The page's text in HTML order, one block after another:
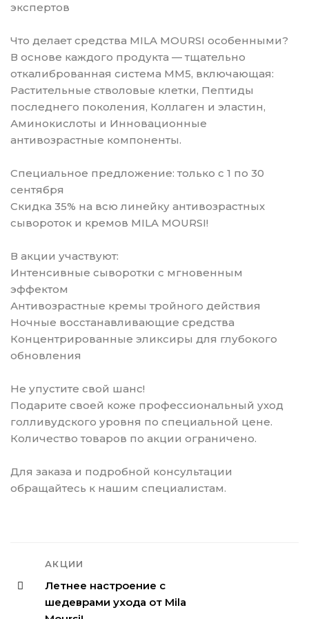
экспертов
Что делает средства MILA MOURSI особенными?
В основе каждого продукта — тщательно
откалиброванная система MM5, включающая:
Растительные стволовые клетки, Пептиды
последнего поколения, Коллаген и эластин,
Аминокислоты и Инновационные
антивозрастные компоненты.
Специальное предложение: только с 1 по 30
сентября
Скидка 35% на всю линейку антивозрастных
сывороток и кремов MILA MOURSI!
В акции участвуют:
Интенсивные сыворотки с мгновенным
эффектом
Антивозрастные кремы тройного действия
Ночные восстанавливающие средства
Концентрированные эликсиры для глубокого
обновления
Не упустите свой шанс!
Подарите своей коже профессиональный уход
голливудского уровня по специальной цене.
Количество товаров по акции ограничено.
Для заказа и подробной консультации
обращайтесь к нашим специалистам.
АКЦИИ
Летнее настроение с
шедеврами ухода от Mila